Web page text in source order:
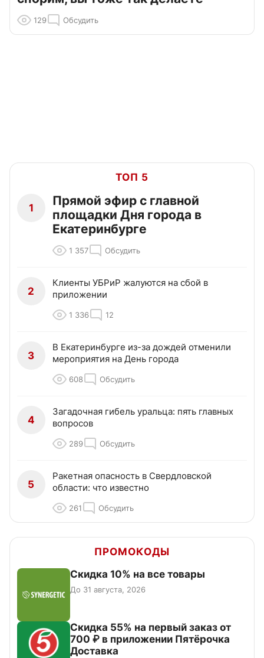
129 Обсудить
ТОП 5
1
Прямой эфир с главной
площадки Дня города в
Екатеринбурге
1 357 Обсудить
2
Клиенты УБРиР жалуются на сбой в
приложении
1 336 12
3
В Екатеринбурге из-за дождей отменили
мероприятия на День города
608 Обсудить
4
Загадочная гибель уральца: пять главных
вопросов
289 Обсудить
5
Ракетная опасность в Свердловской
области: что известно
261 Обсудить
ПРОМОКОДЫ
Скидка 10% на все товары
До 31 августа, 2026
Скидка 55% на первый заказ от
700 ₽ в приложении Пятёрочка
Доставка